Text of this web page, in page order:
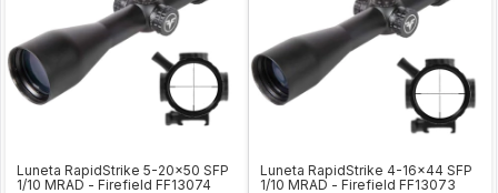
Luneta RapidStrike 5-20x50 SFP
1/10 MRAD - Firefield FF13074
Luneta RapidStrike 4-16x44 SFP
1/10 MRAD - Firefield FF13073